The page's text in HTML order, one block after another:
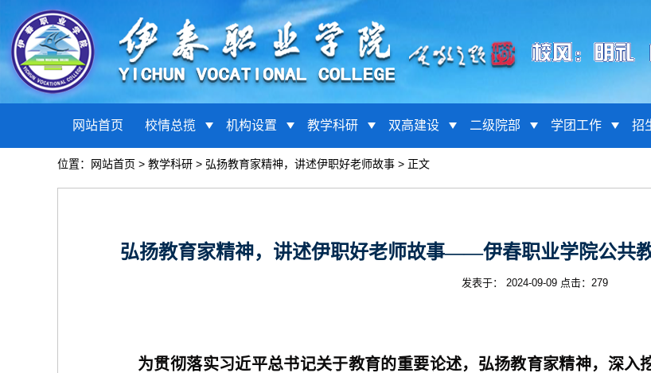
网站首页 校情总揽 机构设置 教学科研 双高建设 二级院部 学团工作 招
位置： 网站首页 > 教学科研 > 弘扬教育家精神，讲述伊职好老师故事 > 正文
弘扬教育家精神，讲述伊职好老师故事——伊春职业学院公共
发表于： 2024-09-09 点击： 279
为贯彻落实习近平总书记关于教育的重要论述，弘扬教育家精神， 深入